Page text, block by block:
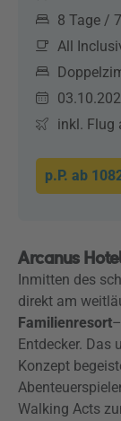
8 Tage /
All
inkl. Flug
p.P. ab
Arcanus
Inmitten des
direkt am
Familienresort
Entdecker. Das
Konzept
Walking Acts